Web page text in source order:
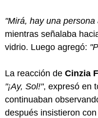
"Mirá, hay una
mientras señalaba
vidrio. Luego agregó:
La reacción de Cinzia
"¡Ay, Sol!", expresó en
continuaban
después insistieron